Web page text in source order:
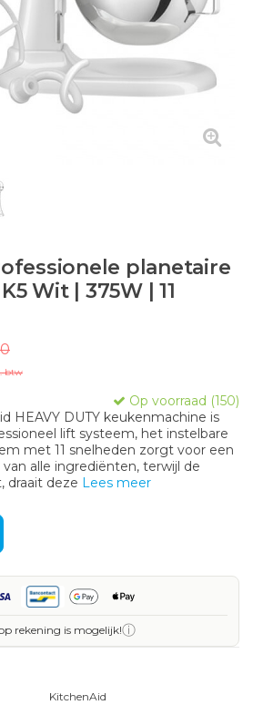
planetaire
Wit | 375W | 11
btw
Op voorraad (150)
HEAVY DUTY keukenmachine is
lift systeem, het instelbare
met 11 snelheden zorgt voor een
alle ingrediënten, terwijl de
draait deze Lees meer
rekening is mogelijk!ⓘ
KitchenAid